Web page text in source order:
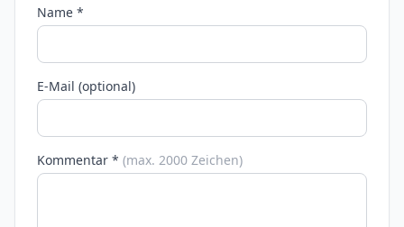
Name *
E-Mail (optional)
Kommentar * (max. 2000 Zeichen)